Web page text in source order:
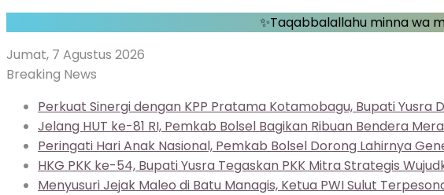
✨Taqabbalallahu minna wa
Jumat, 7 Agustus 2026
Breaking News
Perkuat Sinergi dengan KPP Pratama Kotamobagu, Bupati
Jelang HUT ke-81 RI, Pemkab Bolsel Bagikan Ribuan Bendera
Peringati Hari Anak Nasional, Pemkab Bolsel Dorong Lahirnya
HKG PKK ke-54, Bupati Yusra Tegaskan PKK Mitra Strategis
Menyusuri Jejak Maleo di Batu Managis, Ketua PWI Sulut